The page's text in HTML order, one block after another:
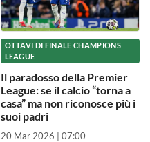
OTTAVI DI FINALE CHAMPIONS
LEAGUE
Il paradosso della Premier
League: se il calcio “torna a
casa” ma non riconosce più i
suoi padri
20 Mar 2026 | 07:00